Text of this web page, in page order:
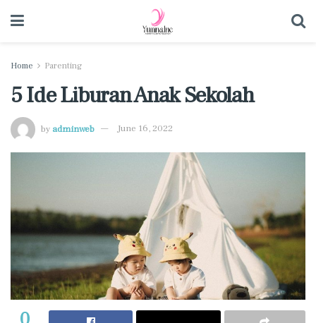
Home Parenting
5 Ide Liburan Anak Sekolah
by adminweb June 16, 2022